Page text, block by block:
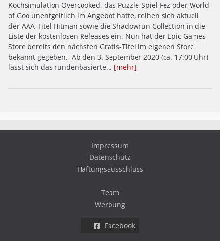
Kochsimulation Overcooked, das Puzzle-Spiel Fez oder World
of Goo unentgeltlich im Angebot hatte, reihen sich aktuell
der AAA-Titel Hitman sowie die Shadowrun Collection in die
Liste der kostenlosen Releases ein. Nun hat der Epic Games
Store bereits den nächsten Gratis-Titel im eigenen Store
bekannt gegeben. Ab den 3. September 2020 (ca. 17:00 Uhr)
lässt sich das rundenbasierte... [mehr]
Impressum
Datenschutz
Haftungsausschluss
Team
Werbung
Facebook